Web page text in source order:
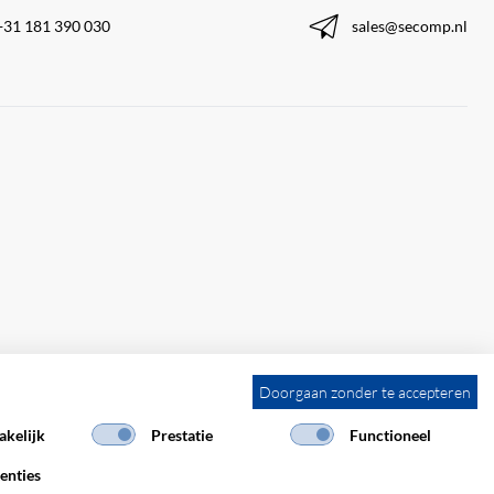
181 390 030 sales@secomp.nl
Doorgaan zonder te accepteren
Prestatie Functioneel